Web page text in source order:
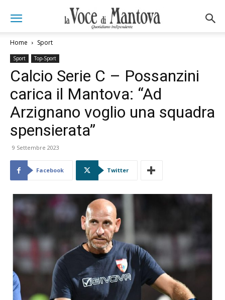
Home Sport
Sport Top-Sport
Calcio Serie C – Possanzini
carica il Mantova: “Ad
Arzignano voglio una squadra
spensierata”
9 Settembre 2023
Facebook Twitter